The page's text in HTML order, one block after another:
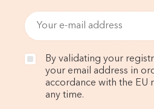
By validating your
your email address in
accordance with the EU
any time.